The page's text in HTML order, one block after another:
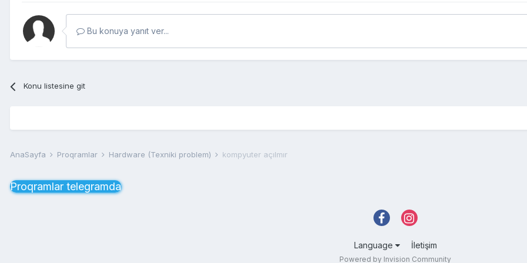
Bu konuya yanıt ver...
Konu listesine git
AnaSayfa Proqramlar Hardware (Texniki problem) kompyuter açılmır
Proqramlar telegramda
Language İletişim
Powered by Invision Community